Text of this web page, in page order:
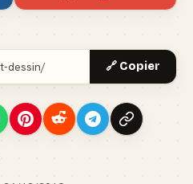
🔗 Copier